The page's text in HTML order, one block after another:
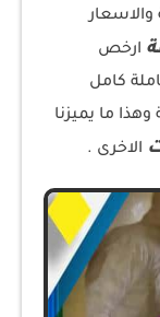
والاسعار
ارخص
كامل
ما يميزنا
الاخرى .